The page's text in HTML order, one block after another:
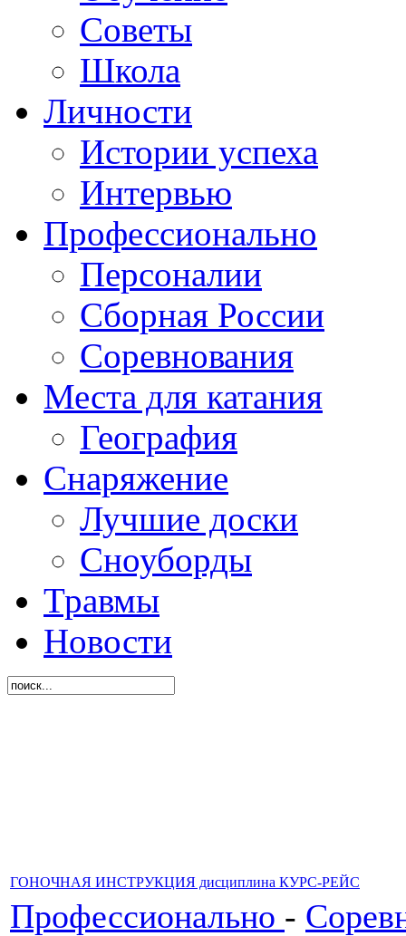
Советы
Школа
Личности
Истории успеха
Интервью
Профессионально
Персоналии
Сборная России
Соревнования
Места для катания
География
Снаряжение
Лучшие доски
Сноуборды
Травмы
Новости
ГОНОЧНАЯ ИНСТРУКЦИЯ дисциплина КУРС-РЕЙС
Профессионально -